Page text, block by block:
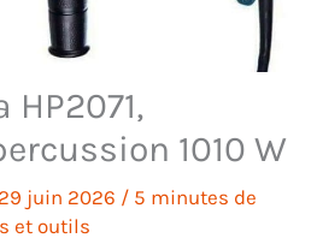
1010 W
29 juin 2026 / 5 minutes de
et outils